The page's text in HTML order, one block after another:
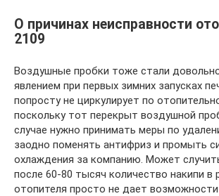
О причинах неисправности
2109
Воздушные пробки тоже стали
явлением при первых зимних запусках
попросту не циркулирует по
поскольку тот перекрыт воздушной
случае нужно принимать меры по
заодно поменять антифриз и промыть
охлаждения за компанию. Может
после 60-80 тысяч количество накипи в
отопителя просто не дает